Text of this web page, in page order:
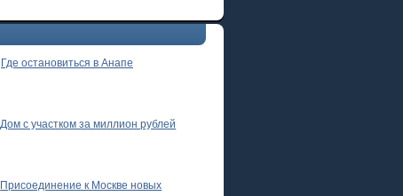
Где остановиться в Анапе
Дом с участком за миллион рублей
Присоединение к Москве новых